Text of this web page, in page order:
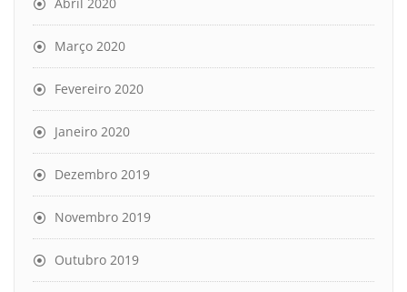
Março 2020
Fevereiro 2020
Janeiro 2020
Dezembro 2019
Novembro 2019
Outubro 2019